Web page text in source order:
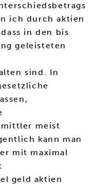
ich durch aktien
in den bis
geleisteten
sind. In
meist
kann man
mit maximal
geld aktien